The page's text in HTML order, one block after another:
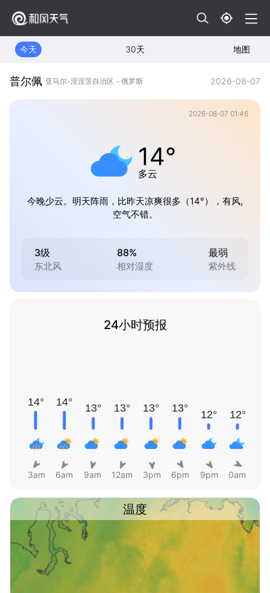
今天 30天 地图
普尔佩 亚马尔-涅涅茨自治区 - 俄罗斯 2026-08-07
2026-08-07 01:46
14°
多云
今晚少云。明天阵雨，比昨天凉爽很多（14°），有风,
空气不错。
3级
东北风
88%
相对湿度
最弱
紫外线
24小时预报
3am 6am 9am 12am 3pm 6pm 9pm 0am
温度